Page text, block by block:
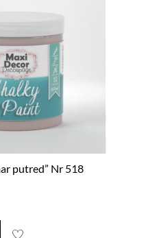
putred” Nr 518